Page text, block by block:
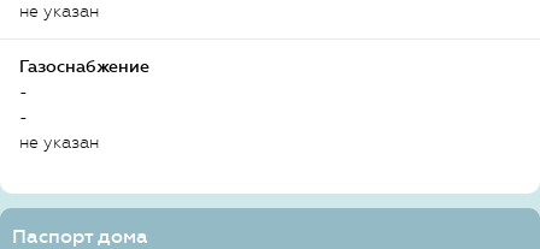
не указан
Газоснабжение
-
-
не указан
Паспорт дома